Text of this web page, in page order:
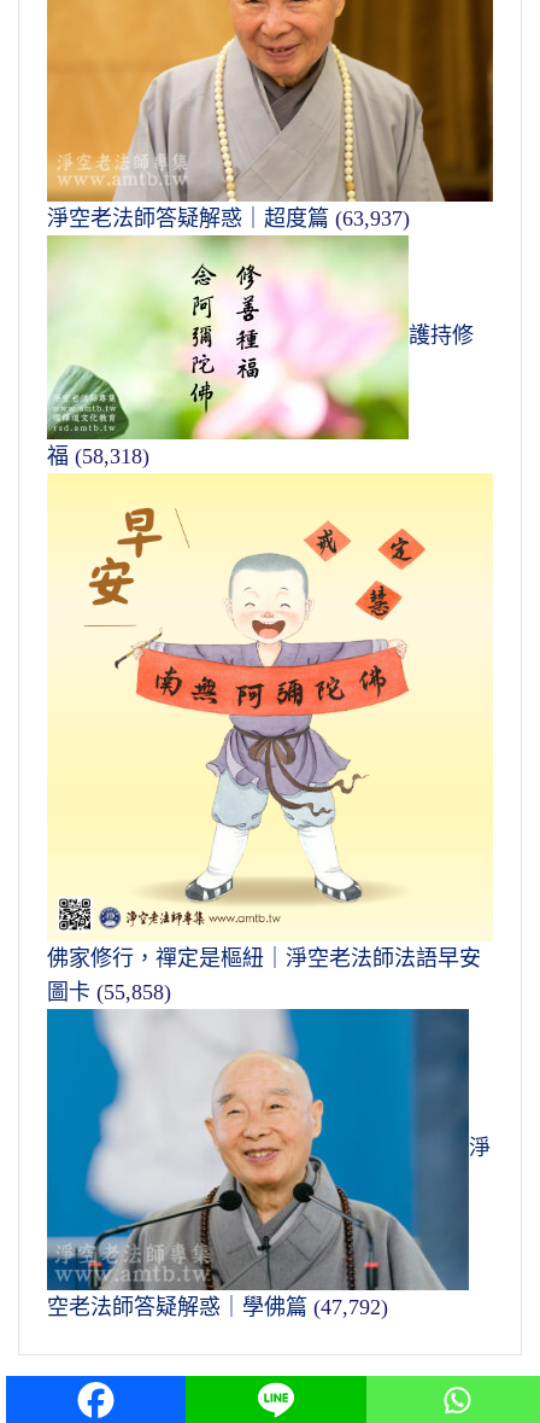
淨空老法師答疑解惑｜超度篇 (63,937)
護持修
福 (58,318)
佛家修行，禪定是樞紐｜淨空老法師法語早安
圖卡 (55,858)
淨
空老法師答疑解惑｜學佛篇 (47,792)